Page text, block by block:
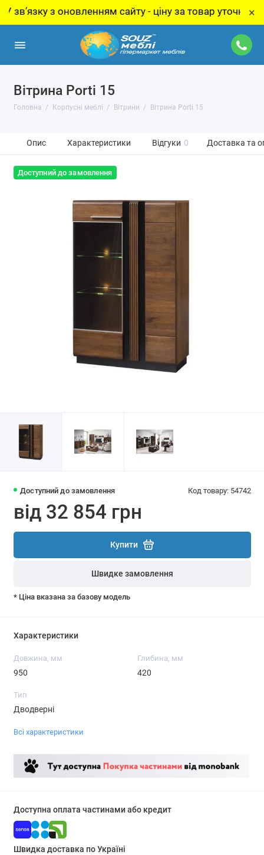
з оновленням сайту - ціну за товар уточнюйте у ×
Вітрина Porti 15
Головна Корпусні меблі Вітрини Вітрина Porti 15
Опис Характеристики Відгуки 0 Доставка та
Доступний до замовлення
Доступний до замовлення Код товару: 54742
від 32 854 грн
Купити
Швидке замовлення
* Ціна вказана за базову модель
Характеристики
Довжина, мм
950
Глибина, мм
420
Тип
Дводверні
Всі характеристики
Доступна оплата частинами або кредит
Швидка доставка по Україні